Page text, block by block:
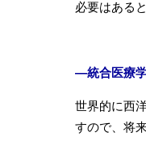
必要はある
―統合医療学
世界的に西
すので、将